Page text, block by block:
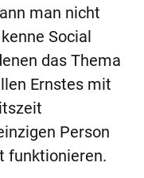
man nicht
Social
das Thema
Ernstes mit
Person
funktionieren.